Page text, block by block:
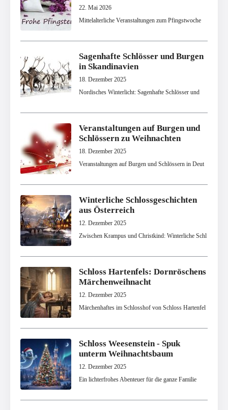
22. Mai 2026
Mittelalterliche Veranstaltungen zum Pfingstwoche
Sagenhafte Schlösser und Burgen
in Skandinavien
18. Dezember 2025
Nordisches Winterlicht: Sagenhafte Schlösser und
Veranstaltungen auf Burgen und
Schlössern zu Weihnachten
18. Dezember 2025
Veranstaltungen auf Burgen und Schlössern in Deut
Winterliche Schlossgeschichten
aus Österreich
12. Dezember 2025
Zwischen Krampus und Christkind: Winterliche Schl
Schloss Hartenfels: Dornröschens
Märchenweihnacht
12. Dezember 2025
Märchenhaftes im Schlosshof von Schloss Hartenfel
Schloss Weesenstein - Spuk
unterm Weihnachtsbaum
12. Dezember 2025
Ein lichterfrohes Abenteuer für die ganze Familie